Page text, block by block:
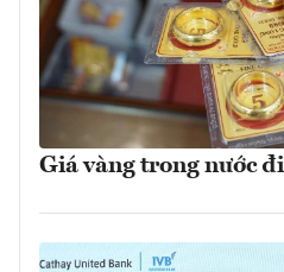
Giá vàng trong nước